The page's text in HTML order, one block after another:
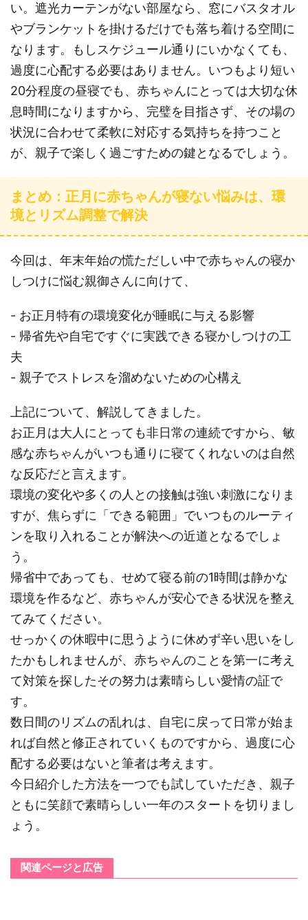
い。遮光カーテンがない部屋なら、窓にバスタオル
やブランケットを掛けるだけでも落ち着ける空間に
なります。もしスケジュール通りにいかなくても、
過度に心配する必要はありません。いつもより短い
20分程度の昼寝でも、赤ちゃんにとっては大切な休
息時間になりますから、完璧を目指さず、その場の
状況に合わせて柔軟に対応する気持ちを持つこと
が、親子で楽しく過ごすための鍵となるでしょう。
まとめ：正月に赤ちゃんが寝ない悩みは、環
境とリズム調整で解決
今回は、年末年始の慌ただしい中で赤ちゃんの寝か
しつけに悩む親御さんに向けて、
- お正月特有の環境変化が睡眠に与える影響
- 帰省先や自宅ですぐに実践できる寝かしつけの工
夫
- 親子でストレスを溜めないための心構え
上記について、解説してきました。
お正月は大人にとっても非日常の連続ですから、敏
感な赤ちゃんがいつも通りに寝てくれないのは自然
な反応だと言えます。
環境の変化や多くの人との接触は強い刺激になりま
すが、焦らずに「できる範囲」でいつものルーティ
ンを取り入れることが解決への近道となるでしょ
う。
帰省中であっても、せめて寝る前の1時間は静かな
環境を作るなど、赤ちゃんが安心できる状況を整え
てみてください。
せっかくの休暇中に思うように休めず辛い思いをし
たかもしれませんが、赤ちゃんのことを第一に考え
て対策を探したその努力は素晴らしい愛情の証で
す。
数日間のリズムの乱れは、自宅に戻って日常が始ま
れば自然と修正されていくものですから、過度に心
配する必要はないと筆者は考えます。
今日紹介した方法を一つでも試していただき、親子
ともに笑顔で素晴らしい一年のスタートを切りまし
ょう。
関連ページと広告